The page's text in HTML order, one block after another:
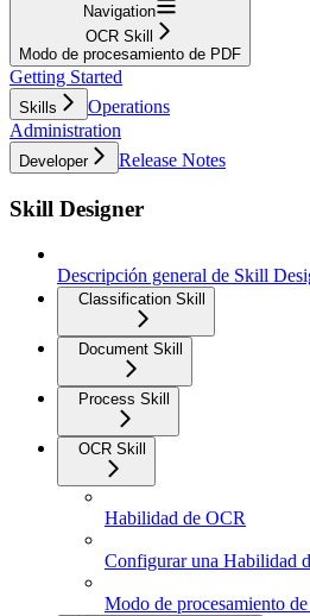
Navigation
OCR Skill
Modo de procesamiento de PDF
Getting Started
Skills
Operations
Administration
Developer Release Notes
Skill Designer
Descripción general de Skill
Classification Skill
Document Skill
Process Skill
OCR Skill
Habilidad de OCR
Configurar una Habilidad
Modo de procesamiento